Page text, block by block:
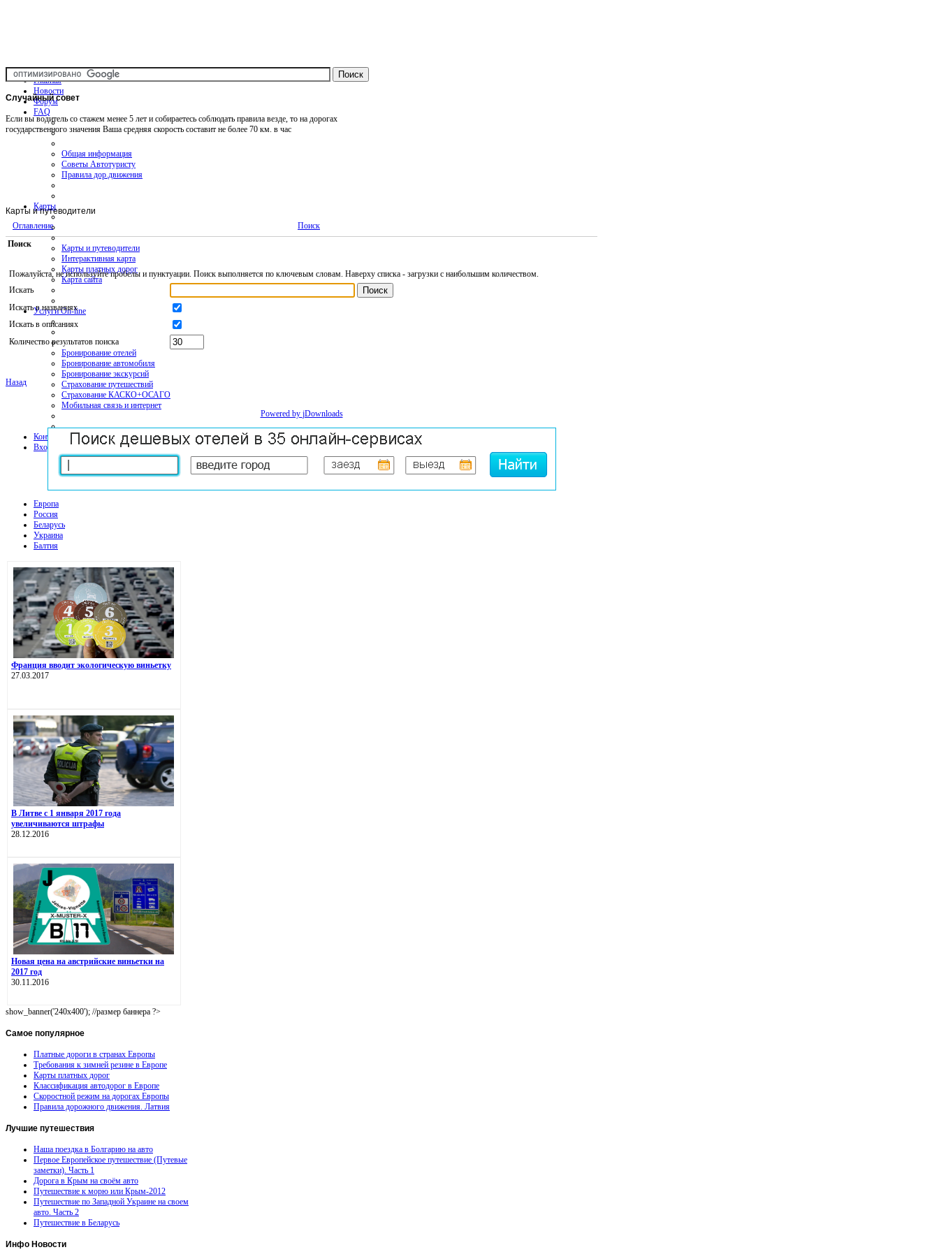
Главная
Новости
Форум
FAQ
Общая информация
Советы Автотуристу
Правила дор.движения
Карты
Карты и путеводители
Интерактивная карта
Карты платных дорог
Карта сайта
Услуги On-line
Бронирование отелей
Бронирование автомобиля
Бронирование экскурсий
Страхование путешествий
Страхование КАСКО+ОСАГО
Мобильная связь и интернет
Контакт
Вход
Случайныйсовет
Если вы водитель со стажем менее 5 лет и собираетесь соблюдать правила везде, то на дорогах
государственного значения Ваша средняя скорость составит не более 70 км. в час
Карты и путеводители
Оглавление
Поиск
Поиск
Пожалуйста, не используйте пробелы и пунктуации. Поиск выполняется по ключевым словам. Наверху списка - загрузки с наибольшим количеством.
Искать
Искать в названиях
Искать в описаниях
Количество результатов поиска
Назад
Powered by jDownloads
Европа
Россия
Беларусь
Украина
Балтия
Франция вводит экологическую виньетку
27.03.2017
В Литве с 1 января 2017 года
увеличиваются штрафы
28.12.2016
Новая цена на австрийские виньетки на
2017 год
30.11.2016
show_banner('240x400'); //размер баннера ?>
Самое популярное
Платные дороги в странах Европы
Требования к зимней резине в Европе
Карты платных дорог
Классификация автодорог в Европе
Скоростной режим на дорогах Европы
Правила дорожного движения. Латвия
Лучшие путешествия
Наша поездка в Болгарию на авто
Первое Европейское путешествие (Путевые
заметки). Часть 1
Дорога в Крым на своём авто
Путешествие к морю или Крым-2012
Путешествие по Западной Украине на своем
авто. Часть 2
Путешествие в Беларусь
Инфо Новости